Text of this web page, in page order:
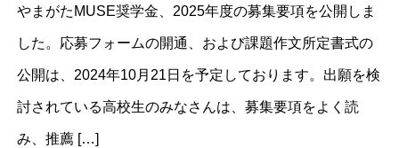
やまがたMUSE奨学金、2025年度の募集要項を公開しま
した。応募フォームの開通、および課題作文所定書式の
公開は、2024年10月21日を予定しております。出願を検
討されている高校生のみなさんは、募集要項をよく読
み、推薦 […]